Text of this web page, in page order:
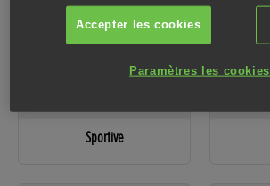
Sportive
Accepter les cookies
Paramètres les cookies